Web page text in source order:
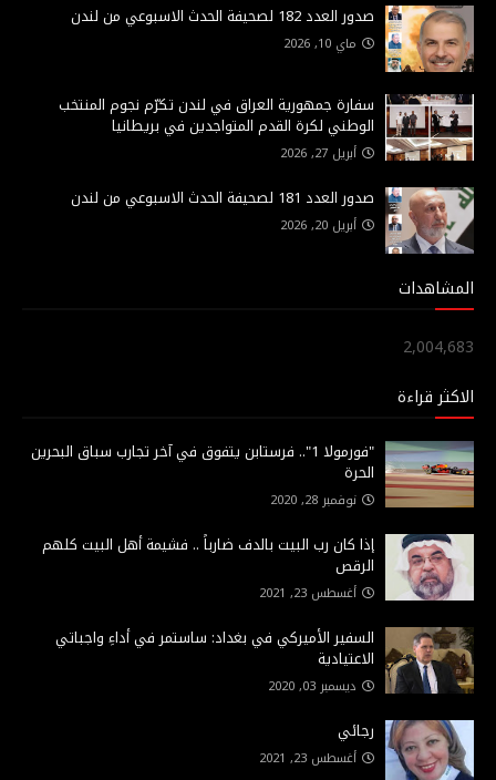
صدور العدد 182 لصحيفة الحدث الاسبوعي من لندن
ماي 10, 2026
سفارة جمهورية العراق في لندن تكرّم نجوم المنتخب
الوطني لكرة القدم المتواجدين في بريطانيا
أبريل 27, 2026
صدور العدد 181 لصحيفة الحدث الاسبوعي من لندن
أبريل 20, 2026
المشاهدات
2,004,683
الاكثر قراءة
"فورمولا 1".. فرستابن يتفوق في آخر تجارب سباق البحرين
الحرة
نوفمبر 28, 2020
إذا كان رب البيت بالدف ضارباً .. فشيمة أهل البيت كلهم
الرقص
أغسطس 23, 2021
السفير الأميركي في بغداد: ساستمر في أداءِ واجباتي
الاعتيادية
ديسمبر 03, 2020
رجائي
أغسطس 23, 2021